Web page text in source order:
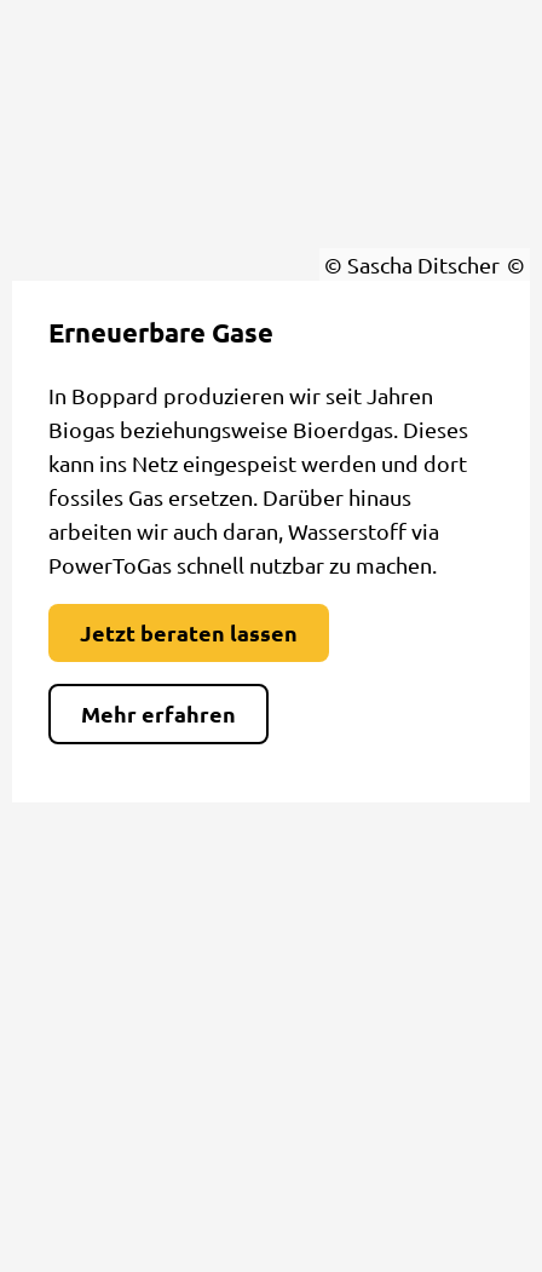
Erneuerbare Gase
In Boppard produzieren wir seit Jahren
Biogas beziehungsweise Bioerdgas. Dieses
kann ins Netz eingespeist werden und dort
fossiles Gas ersetzen. Darüber hinaus
arbeiten wir auch daran, Wasserstoff via
PowerToGas schnell nutzbar zu machen.
Jetzt beraten lassen
Mehr erfahren
© Sascha Ditscher